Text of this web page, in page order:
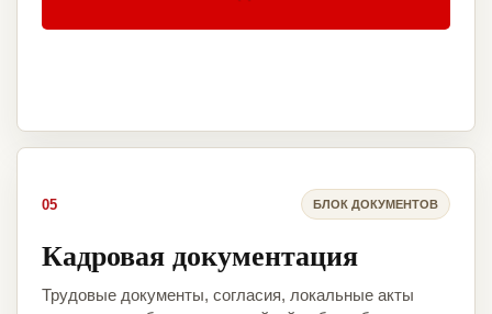
05 БЛОК ДОКУМЕНТОВ
Кадровая документация
Трудовые документы, согласия, локальные акты